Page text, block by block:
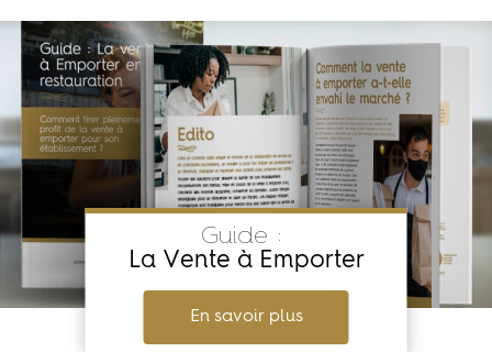
Guide :
La Vente à Emporter
En savoir plus